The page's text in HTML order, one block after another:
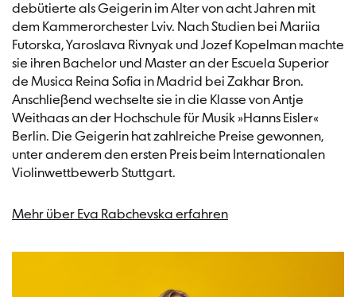
debütierte als Geigerin im Alter von acht Jahren mit
dem Kammerorchester Lviv. Nach Studien bei Mariia
Futorska, Yaroslava Rivnyak und Jozef Kopelman machte
sie ihren Bachelor und Master an der Escuela Superior
de Musica Reina Sofia in Madrid bei Zakhar Bron.
Anschließend wechselte sie in die Klasse von Antje
Weithaas an der Hochschule für Musik »Hanns Eisler«
Berlin. Die Geigerin hat zahlreiche Preise gewonnen,
unter anderem den ersten Preis beim Internationalen
Violinwettbewerb Stuttgart.
Mehr über Eva Rabchevska erfahren